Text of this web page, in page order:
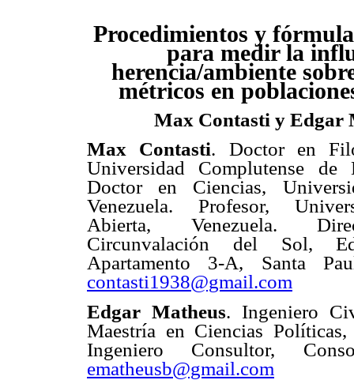
Procedimientos y
para medir la
herencia/ambiente
métricos en
Max Contasti y Edgar
Max Contasti. Doctor en
Universidad Complutense de
Doctor en Ciencias,
Venezuela. Profesor,
Abierta, Venezuela.
Circunvalación del Sol,
Apartamento 3-A, Santa
contasti1938@gmail.com
Edgar Matheus. Ingeniero
Maestría en Ciencias
Ingeniero Consultor,
ematheusb@gmail.com